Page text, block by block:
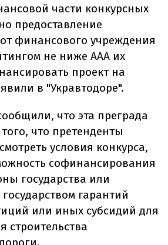
части конкурсных
предоставление
финансового учреждения
не ниже ААА их
проект на
в "Укравтодоре".
что эта преграда
что претенденты
условия конкурса,
софинансирования
государства или
гарантий
или иных субсидий для
строительства